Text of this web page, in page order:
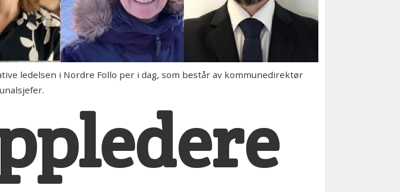
ledelsen i Nordre Follo per i dag, som består av kommunedirektør